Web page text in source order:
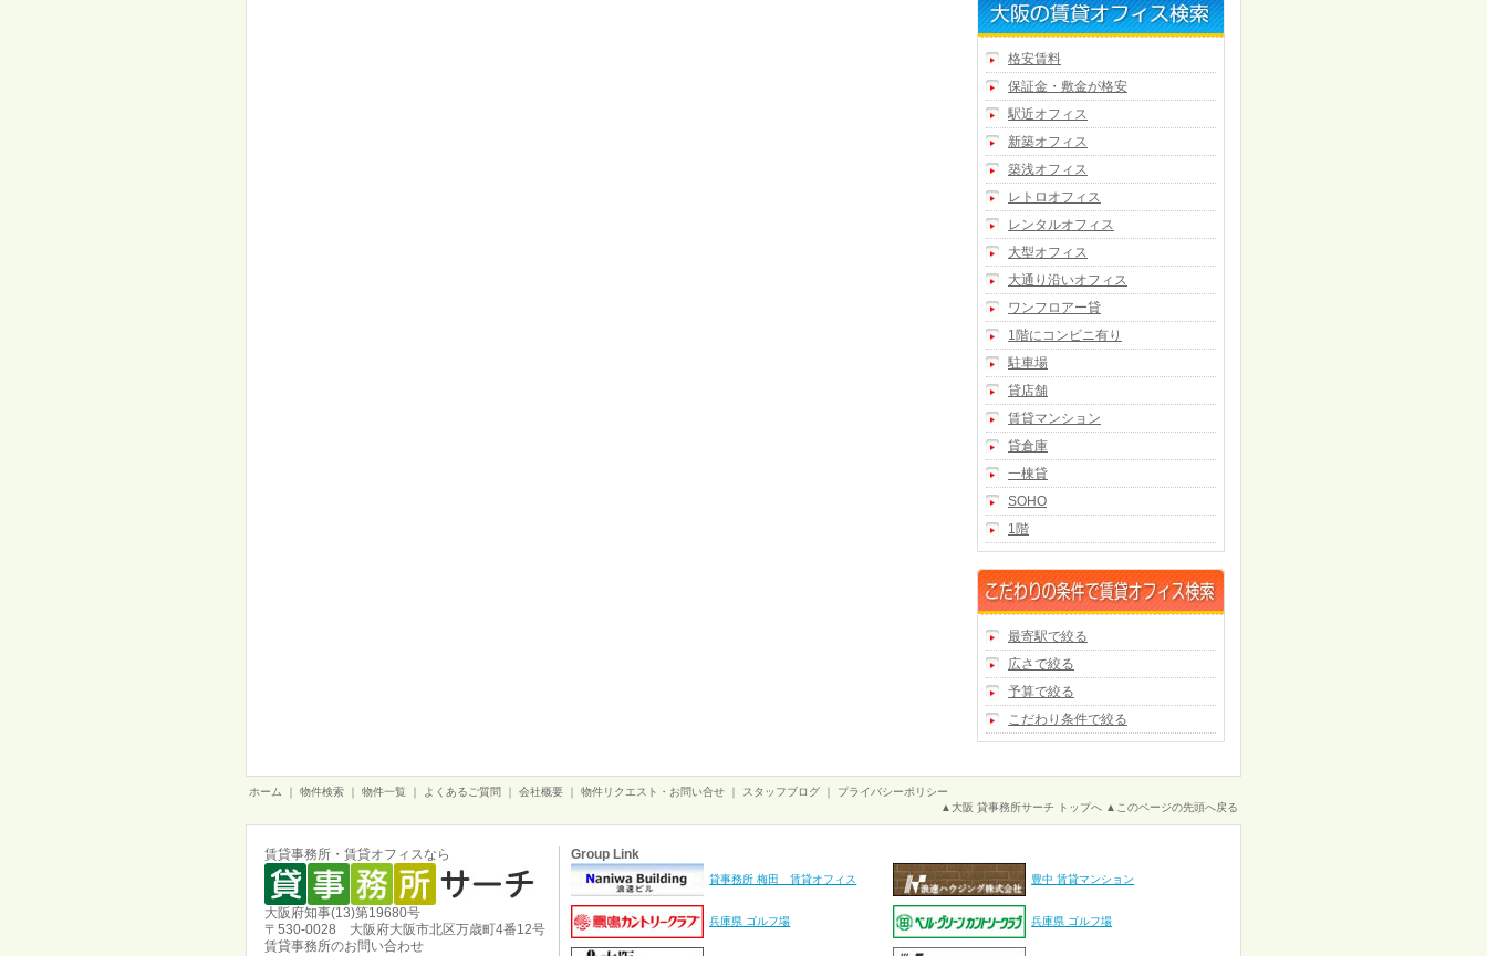
格安賃料
保証金・敷金が格安
駅近オフィス
新築オフィス
築浅オフィス
レトロオフィス
レンタルオフィス
大型オフィス
大通り沿いオフィス
ワンフロアー貸
1階にコンビニ有り
駐車場
貸店舗
賃貸マンション
貸倉庫
一棟貸
SOHO
1階
最寄駅で絞る
広さで絞る
予算で絞る
こだわり条件で絞る
ホーム 物件検索 物件一覧 よくあるご質問 会社概要 物件リクエスト・お問い合せ スタッフブログ
プライバシーポリシー
▲大阪 貸事務所サーチ トップへ ▲このページの先頭へ戻る
賃貸事務所・賃貸オフィスなら
大阪府知事(13)第19680号
〒530-0028 大阪府大阪市北区万歳町4番12号
賃貸事務所のお問い合わせ
Group Link
貸事務所 梅田 賃貸オフィス 豊中 賃貸マンション
兵庫県 ゴルフ場 兵庫県 ゴルフ場